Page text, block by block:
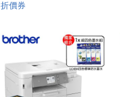
LC462XL四色*2組)
折價券